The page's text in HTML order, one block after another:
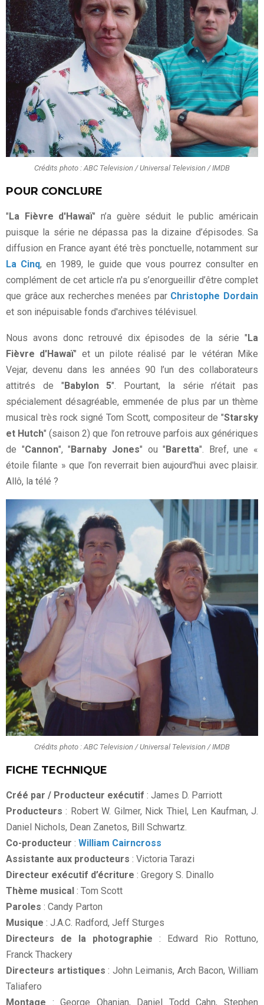
Crédits photo : ABC Television / Universal Television / IMDB
POUR CONCLURE
" La Fièvre d'Hawaï" n’a guère séduit le public américain
puisque la série ne dépassa pas la dizaine d’épisodes. Sa
diffusion en France ayant été très ponctuelle, notamment sur
La Cinq, en 1989, le guide que vous pourrez consulter en
complément de cet article n'a pu s’enorgueillir d’être complet
que grâce aux recherches menées par Christophe Dordain
et son inépuisable fonds d'archives télévisuel.
Nous avons donc retrouvé dix épisodes de la série " La
Fièvre d'Hawaï" et un pilote réalisé par le vétéran Mike
Vejar, devenu dans les années 90 l’un des collaborateurs
attitrés de " Babylon 5". Pourtant, la série n’était pas
spécialement désagréable, emmenée de plus par un thème
musical très rock signé Tom Scott, compositeur de "Starsky
et Hutch" (saison 2) que l’on retrouve parfois aux génériques
de "Cannon", " Barnaby Jones" ou " Baretta". Bref, une «
étoile filante » que l’on reverrait bien aujourd'hui avec plaisir.
Allô, la télé ?
Crédits photo : ABC Television / Universal Television / IMDB
FICHE TECHNIQUE
Créé par / Producteur exécutif : James D. Parriott
Producteurs : Robert W. Gilmer, Nick Thiel, Len Kaufman, J.
Daniel Nichols, Dean Zanetos, Bill Schwartz.
Co-producteur : William Cairncross
Assistante aux producteurs : Victoria Tarazi
Directeur exécutif d’écriture : Gregory S. Dinallo
Thème musical : Tom Scott
Paroles : Candy Parton
Musique : J.A.C. Radford, Jeff Sturges
Directeurs de la photographie : Edward Rio Rottuno,
Franck Thackery
Directeurs artistiques : John Leimanis, Arch Bacon, William
Taliafero
Montage : George Ohanian, Daniel Todd Cahn, Stephen